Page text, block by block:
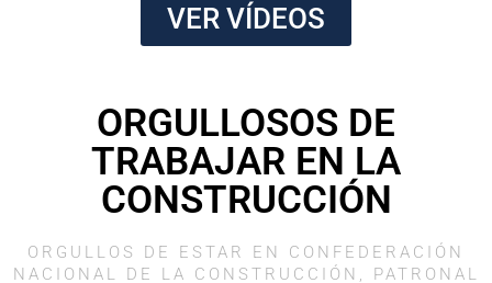
VER VÍDEOS
ORGULLOSOS DE
TRABAJAR EN LA
CONSTRUCCIÓN
ORGULLOS DE ESTAR EN CONFEDERACIÓN
NACIONAL DE LA CONSTRUCCIÓN, PATRONAL